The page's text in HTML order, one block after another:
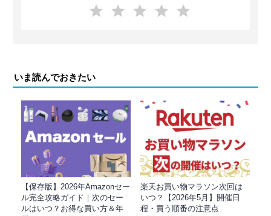
いま読んでおきたい
【保存版】2026年Amazonセー
ル完全攻略ガイド｜次のセー
ルはいつ？お得な買い方＆年
楽天お買い物マラソン次回は
いつ？【2026年5月】開催日
程・買う順番の注意点